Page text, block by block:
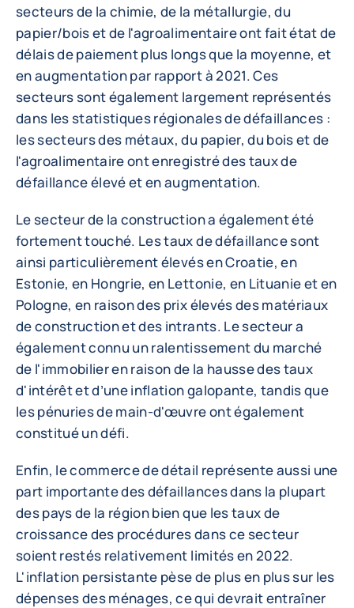
secteurs de la chimie, de la métallurgie, du
papier/bois et de l'agroalimentaire ont fait état de
délais de paiement plus longs que la moyenne, et
en augmentation par rapport à 2021. Ces
secteurs sont également largement représentés
dans les statistiques régionales de défaillances :
les secteurs des métaux, du papier, du bois et de
l'agroalimentaire ont enregistré des taux de
défaillance élevé et en augmentation.
Le secteur de la construction a également été
fortement touché. Les taux de défaillance sont
ainsi particulièrement élevés en Croatie, en
Estonie, en Hongrie, en Lettonie, en Lituanie et en
Pologne, en raison des prix élevés des matériaux
de construction et des intrants. Le secteur a
également connu un ralentissement du marché
de l'immobilier en raison de la hausse des taux
d'intérêt et d’une inflation galopante, tandis que
les pénuries de main-d'œuvre ont également
constitué un défi.
Enfin, le commerce de détail représente aussi une
part importante des défaillances dans la plupart
des pays de la région bien que les taux de
croissance des procédures dans ce secteur
soient restés relativement limités en 2022.
L'inflation persistante pèse de plus en plus sur les
dépenses des ménages, ce qui devrait entraîner